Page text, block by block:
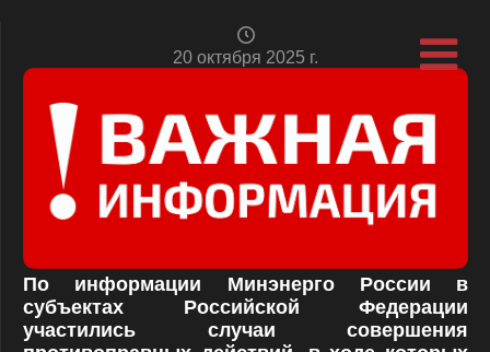
20 октября 2025 г.
По информации Минэнерго России в
субъектах Российской Федерации
участились случаи совершения